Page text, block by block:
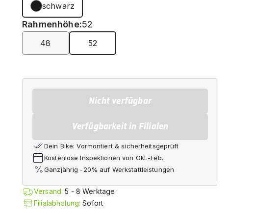
schwarz
Rahmenhöhe:52
48 52
Nicht verfügbar
Verfügbarkeit in Filialen
Dein Bike: Vormontiert & sicherheitsgeprüft
Kostenlose Inspektionen von Okt.-Feb.
Ganzjährig -20% auf Werkstattleistungen
Versand:5 - 8 Werktage
Filialabholung:Sofort